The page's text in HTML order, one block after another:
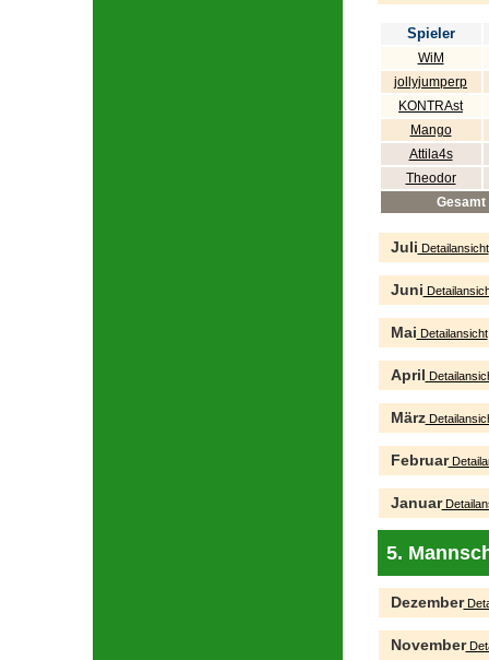
Spieler
WiM
jollyjumperp
KONTRAst
Mango
Attila4s
Theodor
Gesamt
Juli Detailansicht
Juni
Mai Detailansicht
April
März
Februar
Januar
5.
Dezember
November